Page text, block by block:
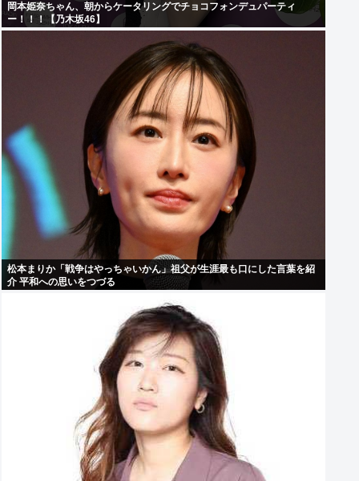
岡本姫奈ちゃん、朝からケータリングでチョコフォンデュパーティ
ー！！！【乃木坂46】
松本まりか「戦争はやっちゃいかん」祖父が生涯最も口にした言葉を紹
介 平和への思いをつづる